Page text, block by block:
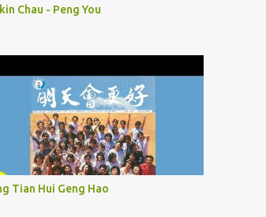
Chau - Peng You
Tian Hui Geng Hao